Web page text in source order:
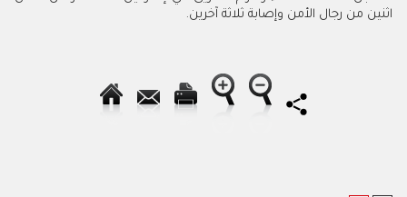
اثنين من رجال الأمن وإصابة ثلاثة آخرين.